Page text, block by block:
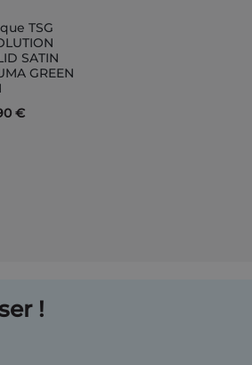
TSG
SATIN
GREEN
€
!